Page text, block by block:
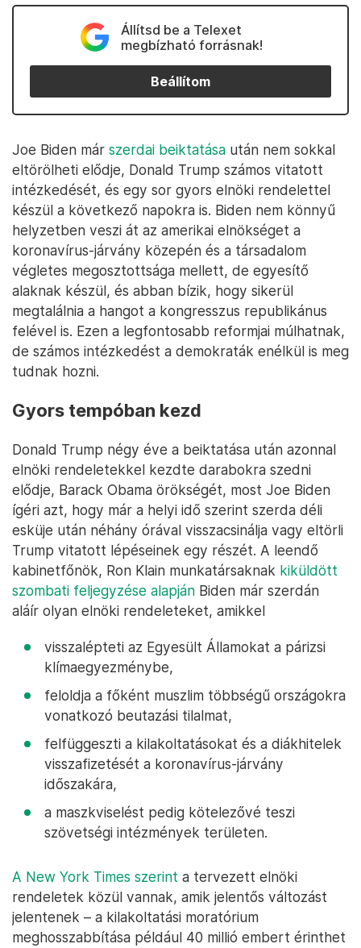
Állítsd be a Telexet
megbízható forrásnak!
Beállítom
Joe Biden már szerdai beiktatása után nem sokkal
eltörölheti elődje, Donald Trump számos vitatott
intézkedését, és egy sor gyors elnöki rendelettel
készül a következő napokra is. Biden nem könnyű
helyzetben veszi át az amerikai elnökséget a
koronavírus-járvány közepén és a társadalom
végletes megosztottsága mellett, de egyesítő
alaknak készül, és abban bízik, hogy sikerül
megtalálnia a hangot a kongresszus republikánus
felével is. Ezen a legfontosabb reformjai múlhatnak,
de számos intézkedést a demokraták enélkül is meg
tudnak hozni.
Gyors tempóban kezd
Donald Trump négy éve a beiktatása után azonnal
elnöki rendeletekkel kezdte darabokra szedni
elődje, Barack Obama örökségét, most Joe Biden
ígéri azt, hogy már a helyi idő szerint szerda déli
esküje után néhány órával visszacsinálja vagy eltörli
Trump vitatott lépéseinek egy részét. A leendő
kabinetfőnök, Ron Klain munkatársaknak kiküldött
szombati feljegyzése alapján Biden már szerdán
aláír olyan elnöki rendeleteket, amikkel
visszalépteti az Egyesült Államokat a párizsi
klímaegyezménybe,
feloldja a főként muszlim többségű országokra
vonatkozó beutazási tilalmat,
felfüggeszti a kilakoltatásokat és a diákhitelek
visszafizetését a koronavírus-járvány
időszakára,
a maszkviselést pedig kötelezővé teszi
szövetségi intézmények területen.
A New York Times szerint a tervezett elnöki
rendeletek közül vannak, amik jelentős változást
jelentenek – a kilakoltatási moratórium
meghosszabbítása például 40 millió embert érinthet